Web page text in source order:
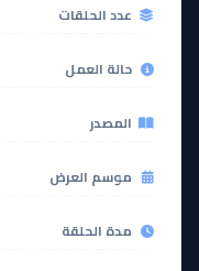
عدد الحلقات
حالة العمل
المصدر
موسم العرض
مدة الحلقة